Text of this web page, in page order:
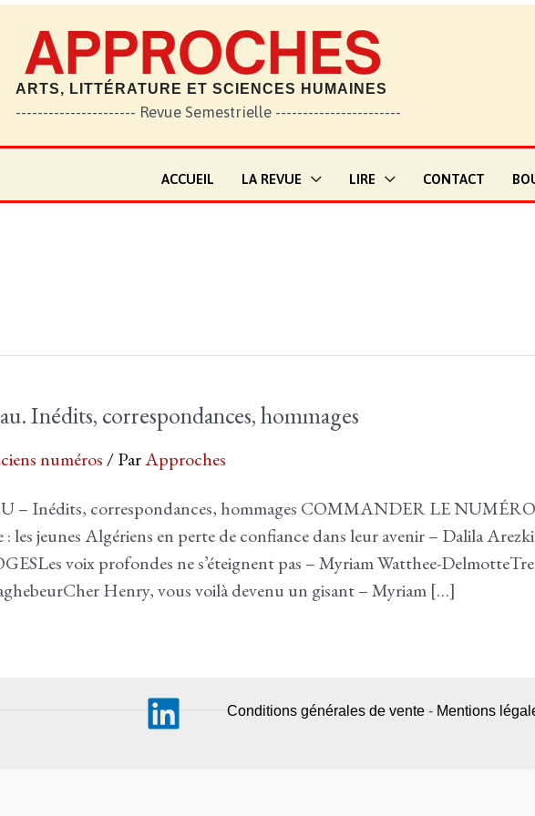
ARTS, LITTÉRATURE ET SCIENCES HUMAINES
---------------------- Revue Semestrielle -----------------------
ACCUEIL LA REVUE LIRE CONTACT
Inédits, correspondances, hommages
numéros / ParApproches
– Inédits, correspondances, hommages COMMANDER LE
les jeunes Algériens en perte de confiance dans leur avenir – Dalila
voix profondes ne s’éteignent pas – Myriam Watthee-
Henry, vous voilà devenu un gisant – Myriam […]
Conditions générales de vente - Mentions